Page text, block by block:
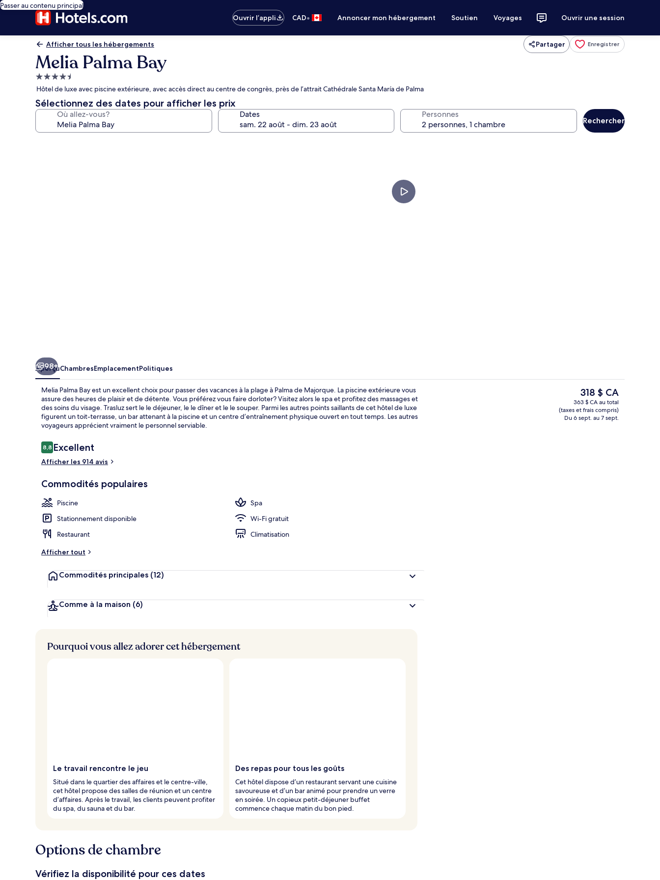
Passer au contenu principal
Ouvrir l’appli
CAD• Annoncer mon hébergement Soutien Voyages Ouvrir une session
Afficher tous les hébergements Partager Enregistrer
Melia Palma Bay
Hébergement
4.5 étoiles
Hôtel de luxe avec piscine extérieure, avec accès direct au centre de congrès, près de l’attrait Cathédrale Santa María de Palma
Sélectionnez des dates pour afficher les prix
Où allez-vous? Dates Personnes
Rechercher
Vue aérienne Piscine extérieure, accès possible de
98+
AperçuChambresEmplacementPolitiques
Melia Palma Bay est un excellent choix pour passer des vacances à la plage à Palma de Majorque. La piscine extérieure vous
assure des heures de plaisir et de détente. Vous préférez vous faire dorloter? Visitez alors le spa et profitez des massages et
des soins du visage. Trasluz sert le le déjeuner, le le dîner et le le souper. Parmi les autres points saillants de cet hôtel de luxe
figurent un toit-terrasse, un bar attenant à la piscine et un centre d’entraînement physique ouvert en tout temps. Les autres
voyageurs apprécient vraiment le personnel serviable.
Avis
8,88,8 sur 10 –
Excellent
Afficher les 914 avis
Commodités populaires
Piscine
Spa
Stationnement disponible
Wi-Fi gratuit
Restaurant
Climatisation
Afficher tout
Commodités principales (12)
Comme à la maison (6)
Le
prix
actuel
est
318 $ CA
363 $ CA au total
(taxes et frais compris)
Du 6 sept. au 7 sept.
Pourquoi vous allez adorer cet hébergement
Le travail rencontre le jeu
Situé dans le quartier des affaires et le centre-ville,
cet hôtel propose des salles de réunion et un centre
d’affaires. Après le travail, les clients peuvent profiter
du spa, du sauna et du bar.
Des repas pour tous les goûts
Cet hôtel dispose d’un restaurant servant une cuisine
savoureuse et d’un bar animé pour prendre un verre
en soirée. Un copieux petit-déjeuner buffet
commence chaque matin du bon pied.
Options de chambre
Vérifiez la disponibilité pour ces dates